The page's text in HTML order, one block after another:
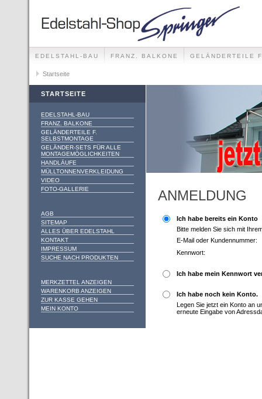
EDELSTAHL-BAU FRANZ. BALKONE GELÄNDERTEILE
GELÄNDER-SETS FÜR ALLE MONTAGEMÖGLICHKEITEN
Startseite
STARTSEITE
EDELSTAHL-BAU
FRANZ. BALKONE
GELÄNDERTEILE F.
SELBSTMONTAGE
GELÄNDER-SETS FÜR ALLE
MONTAGEMÖGLICHKEITEN
HANDLÄUFE
MÜLLTONNENVERKLEIDUNG
VIDEO
FOTO-GALLERIE
AGB
SITEMAP
ALLES ÜBER EDELSTAHL
KONTAKT
IMPRESSUM
SUCHE NACH PRODUKTEN
MERKZETTEL ANZEIGEN
WARENKORB ANZEIGEN
ZUR KASSE GEHEN
MEIN KONTO
ANMELDUNG
Ich habe bereits ein Konto
Bitte melden Sie sich mit
E-Mail oder Kundennummer:
Kennwort:
Ich habe mein Kennwort
Ich habe noch kein Konto.
Legen Sie jetzt ein Konto an
erneute Eingabe von